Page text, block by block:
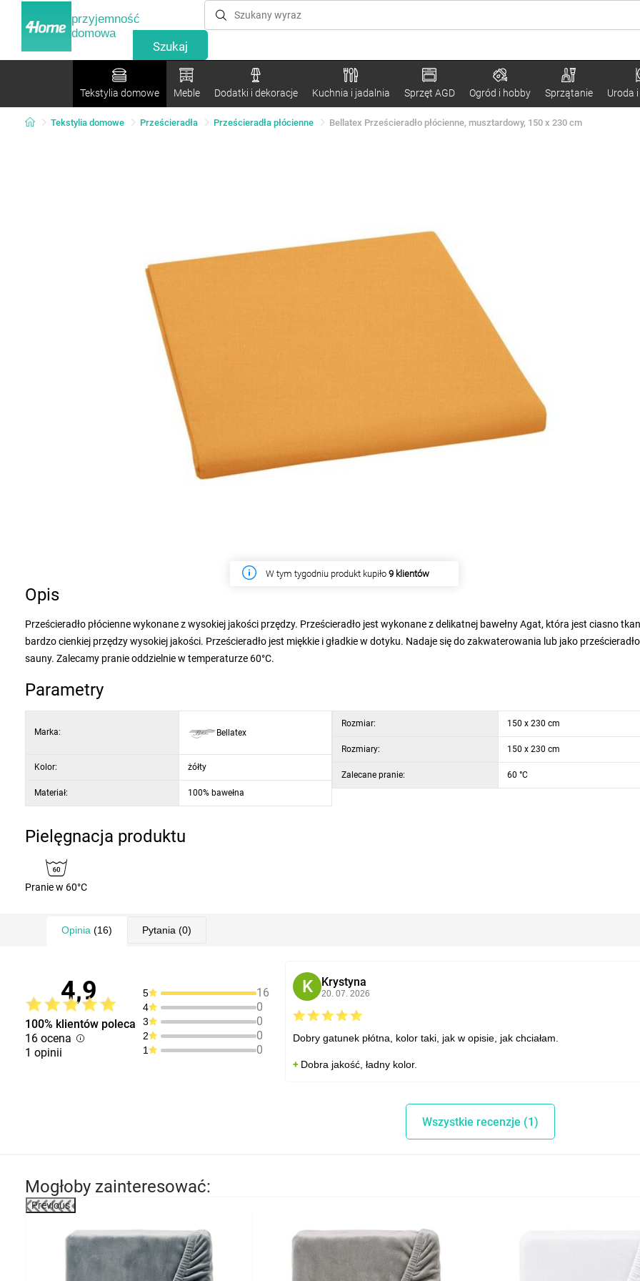
przyjemność
domowa
Tekstylia domowe Meble Dodatki i dekoracje Kuchnia i jadalnia Sprzęt AGD Ogród i hobby Sprzątanie Uroda
Tekstylia domowe Prześcieradła Prześcieradła płócienne Bellatex Prześcieradło płócienne, musztardowy, 150 x 230 cm
W tym tygodniu produkt kupiło 9 klientów
Opis
Prześcieradło płócienne wykonane z wysokiej jakości przędzy. Prześcieradło jest wykonane z delikatnej bawełny Agat, która jest ciasno
bardzo cienkiej przędzy wysokiej jakości. Prześcieradło jest miękkie i gładkie w dotyku. Nadaje się do zakwaterowania lub jako
sauny. Zalecamy pranie oddzielnie w temperaturze 60°C.
Parametry
Marka: Bellatex
Kolor: żółty
Materiał: 100% bawełna
Rozmiar: 150 x 230 cm
Rozmiary: 150 x 230 cm
Zalecane pranie: 60 °C
Pielęgnacja produktu
Pranie w 60°C
Opinia (16) Pytania (0)
4,9
100% klientów poleca
16 ocena
1 opinii
5 16
4 0
3 0
2 0
1 0
K Krystyna
20. 07. 2026
Dobry gatunek płótna, kolor taki, jak w opisie, jak chciałam.
Dobra jakość, ładny kolor.
Wszystkie recenzje (1)
Mogłoby zainteresować:
Previous